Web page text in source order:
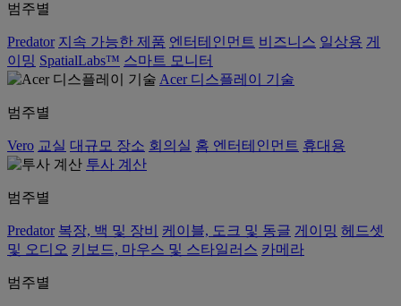
범주별
Predator 지속 가능한 제품 엔터테인먼트 비즈니스 일상용 게
이밍 SpatialLabs™ 스마트 모니터
Acer 디스플레이 기술
범주별
Vero 교실 대규모 장소 회의실 홈 엔터테인먼트 휴대용
투사 계산
범주별
Predator 복장, 백 및 장비 케이블, 도크 및 동글 게이밍 헤드셋
및 오디오 키보드, 마우스 및 스타일러스 카메라
범주별